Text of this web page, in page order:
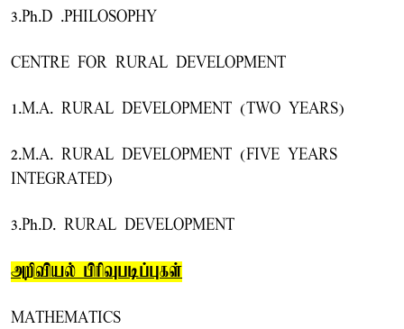
3.Ph.D .PHILOSOPHY
CENTRE FOR RURAL DEVELOPMENT
1.M.A. RURAL DEVELOPMENT (TWO YEARS)
2.M.A. RURAL DEVELOPMENT (FIVE YEARS
INTEGRATED)
3.Ph.D. RURAL DEVELOPMENT
அறிவியல் பிரிவுபடிப்புகள்
MATHEMATICS